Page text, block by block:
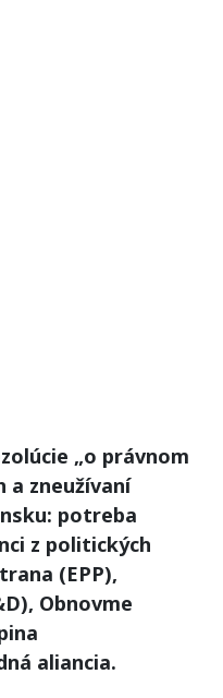
„o právnom
a zneužívaní
potreba
z politických
(EPP),
Obnovme
aliancia.